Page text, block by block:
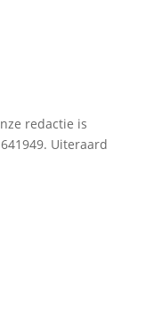
redactie is
Uiteraard